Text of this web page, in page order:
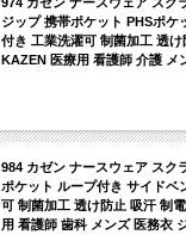
ジップ 携帯ポケット PHSポケ
付き 工業洗濯可 制菌加工 透
KAZEN 医療用 看護師 介護 メ
984 カゼン ナースウェア スク
ポケット ループ付き サイドベ
可 制菌加工 透け防止 吸汗 制
用 看護師 歯科 メンズ 医務衣